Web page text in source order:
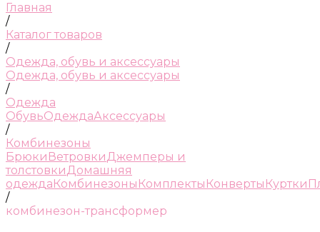
Главная
/
Каталог товаров
/
Одежда, обувь и аксессуары
Одежда, обувь и аксессуары
/
Одежда
ОбувьОдеждаАксессуары
/
Комбинезоны
Брюки ВетровкиДжемперы и
толстовкиДомашняя
одеждаКомбинезоны Комплекты Конверты Куртки
/
комбинезон-трансформер